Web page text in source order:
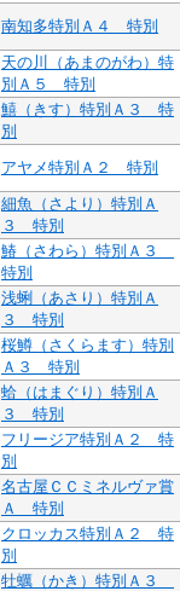
南知多特別Ａ４ 特別
天の川（あまのがわ）特
別Ａ５ 特別
鱚（きす）特別Ａ３ 特
別
アヤメ特別Ａ２ 特別
細魚（さより）特別Ａ
３ 特別
鰆（さわら）特別Ａ３
特別
浅蜊（あさり）特別Ａ
３ 特別
桜鱒（さくらます）特別
Ａ３ 特別
蛤（はまぐり）特別Ａ
３ 特別
フリージア特別Ａ２ 特
別
名古屋ＣＣミネルヴァ賞
Ａ 特別
クロッカス特別Ａ２ 特
別
牡蠣（かき）特別Ａ３